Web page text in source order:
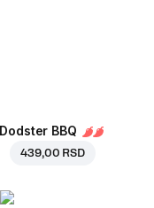
Dodster BBQ
439,00 RSD